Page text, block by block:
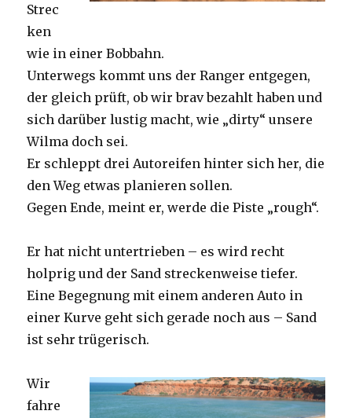
Strec
ken
wie in einer Bobbahn.
Unterwegs kommt uns der Ranger entgegen,
der gleich prüft, ob wir brav bezahlt haben und
sich darüber lustig macht, wie „dirty“ unsere
Wilma doch sei.
Er schleppt drei Autoreifen hinter sich her, die
den Weg etwas planieren sollen.
Gegen Ende, meint er, werde die Piste „rough“.
Er hat nicht untertrieben – es wird recht
holprig und der Sand streckenweise tiefer.
Eine Begegnung mit einem anderen Auto in
einer Kurve geht sich gerade noch aus – Sand
ist sehr trügerisch.
Wir
fahre